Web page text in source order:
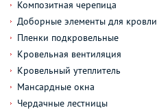
Композитная черепица
Доборные элементы для кровли
Пленки подкровельные
Кровельная вентиляция
Кровельный утеплитель
Мансардные окна
Чердачные лестницы